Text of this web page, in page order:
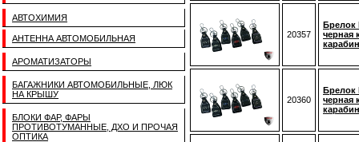
АВТОХИМИЯ
АНТЕННА АВТОМОБИЛЬНАЯ
АРОМАТИЗАТОРЫ
БАГАЖНИКИ АВТОМОБИЛЬНЫЕ, ЛЮК
НА КРЫШУ
БЛОКИ ФАР, ФАРЫ
ПРОТИВОТУМАННЫЕ, ДХО И ПРОЧАЯ
ОПТИКА
20357
Брелок
черная
20360
Брелок
черная